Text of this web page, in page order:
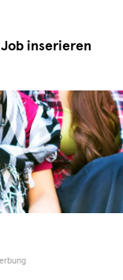
Job inserieren